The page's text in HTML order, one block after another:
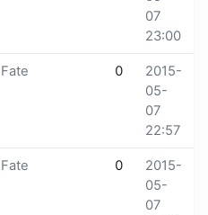
07
23:00
Fate 0
2015-
05-
07
22:57
Fate 0
2015-
05-
07